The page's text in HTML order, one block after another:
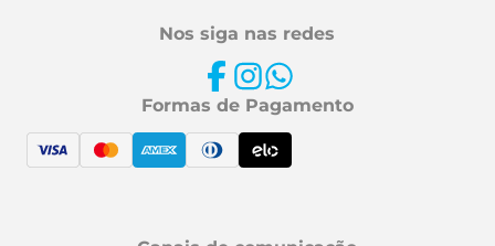
Nos siga nas redes
Formas de Pagamento